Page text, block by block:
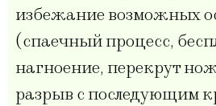
избежание возможных
(спаечный процесс,
нагноение, перекрут
разрыв с последующим